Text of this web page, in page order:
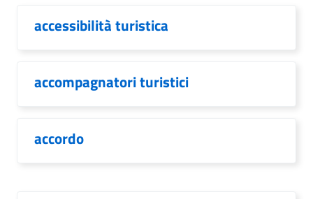
accessibilità turistica
accompagnatori turistici
accordo